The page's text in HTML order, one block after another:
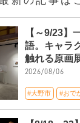
【～9/23】
語。キャラ
触れる原画
2026/08/06
#大野市 #おで